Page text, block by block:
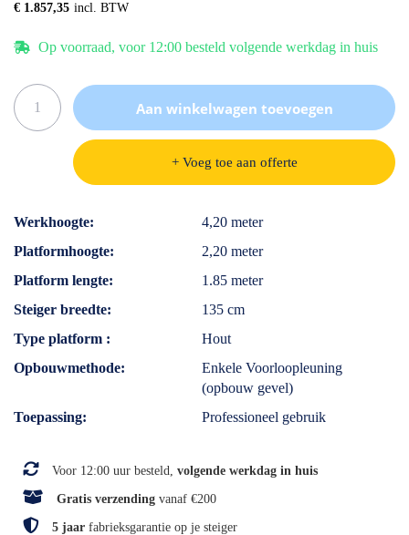
€ 1.857,35
Op voorraad, voor 12:00 besteld volgende werkdag in huis
Aan winkelwagen toevoegen
+ Voeg toe aan offerte
Specificaties
Werkhoogte
4,20 meter
Platformhoogte
2,20 meter
Platform lengte
1.85 meter
Steiger breedte
135 cm
Type platform
Hout
Opbouwmethode
Enkele Voorloopleuning
(opbouw gevel)
Toepassing
Professioneel gebruik
Voor 12:00 uur besteld, volgende werkdag in huis
Gratis verzending vanaf €200
5 jaar fabrieksgarantie op je steiger